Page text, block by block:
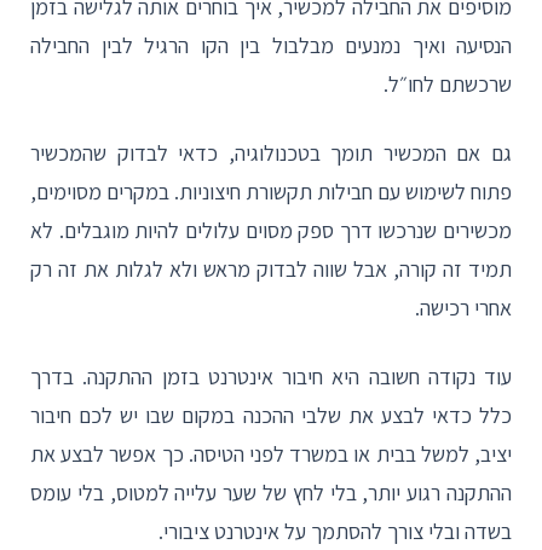
מוסיפים את החבילה למכשיר, איך בוחרים אותה לגלישה בזמן
הנסיעה ואיך נמנעים מבלבול בין הקו הרגיל לבין החבילה
שרכשתם לחו״ל.
גם אם המכשיר תומך בטכנולוגיה, כדאי לבדוק שהמכשיר
פתוח לשימוש עם חבילות תקשורת חיצוניות. במקרים מסוימים,
מכשירים שנרכשו דרך ספק מסוים עלולים להיות מוגבלים. לא
תמיד זה קורה, אבל שווה לבדוק מראש ולא לגלות את זה רק
אחרי רכישה.
עוד נקודה חשובה היא חיבור אינטרנט בזמן ההתקנה. בדרך
כלל כדאי לבצע את שלבי ההכנה במקום שבו יש לכם חיבור
יציב, למשל בבית או במשרד לפני הטיסה. כך אפשר לבצע את
ההתקנה רגוע יותר, בלי לחץ של שער עלייה למטוס, בלי עומס
בשדה ובלי צורך להסתמך על אינטרנט ציבורי.